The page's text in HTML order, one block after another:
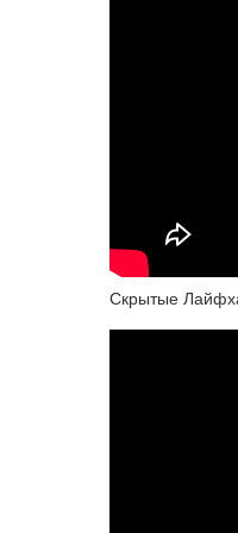
Скрытые